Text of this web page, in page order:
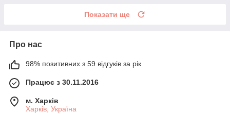
Показати ще
Про нас
98% позитивних з 59 відгуків за рік
Працює з 30.11.2016
м. Харків
Харків, Україна